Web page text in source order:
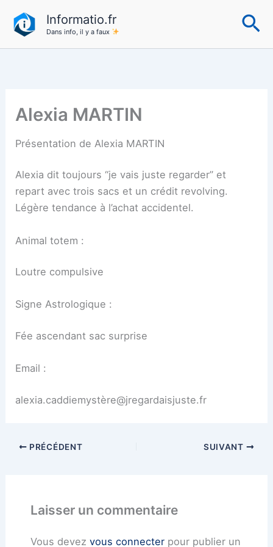
contenu
Informatio.fr
Dans info, il y a faux
Alexia MARTIN
Présentation de Alexia MARTIN
Alexia dit toujours “je vais juste regarder” et
repart avec trois sacs et un crédit revolving.
Légère tendance à l’achat accidentel.
Animal totem :
Loutre compulsive
Signe Astrologique :
Fée ascendant sac surprise
Email :
alexia.caddiemystère@jregardaisjuste.fr
PRÉCÉDENT SUIVANT
Laisser un commentaire
Vous devez vous connecterpour publier un